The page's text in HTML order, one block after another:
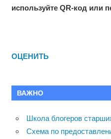
используйте QR-код или
ОЦЕНИТЬ
ВАЖНО
Школа блогеров
Схема по